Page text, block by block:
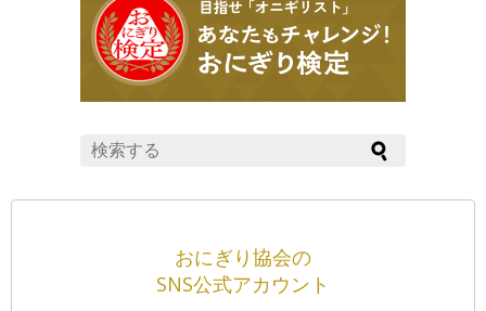
おにぎり協会の
SNS公式アカウント